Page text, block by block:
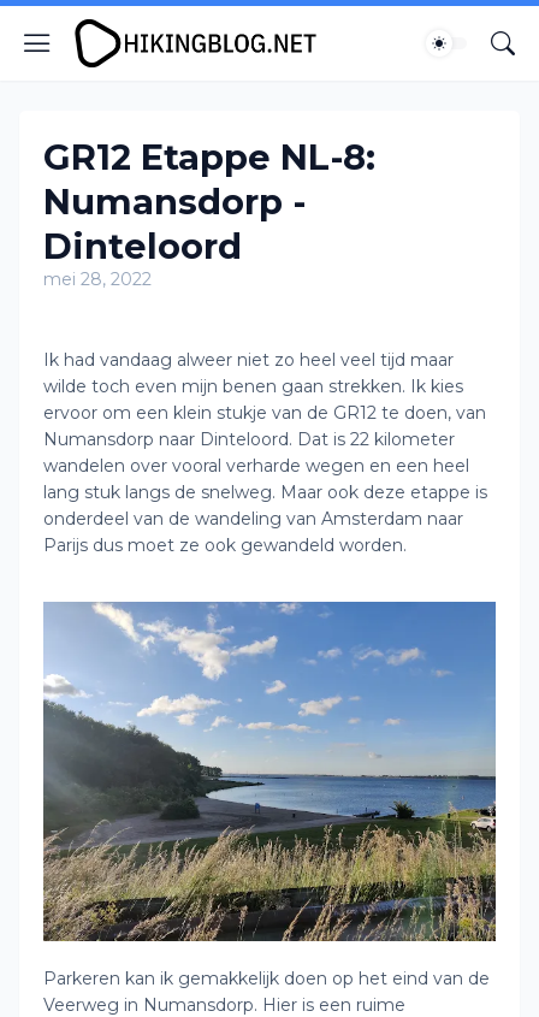
GR12 Etappe NL-8:
Numansdorp -
Dinteloord
mei 28, 2022
Ik had vandaag alweer niet zo heel veel tijd maar
wilde toch even mijn benen gaan strekken. Ik kies
ervoor om een klein stukje van de GR12 te doen, van
Numansdorp naar Dinteloord. Dat is 22 kilometer
wandelen over vooral verharde wegen en een heel
lang stuk langs de snelweg. Maar ook deze etappe is
onderdeel van de wandeling van Amsterdam naar
Parijs dus moet ze ook gewandeld worden.
Parkeren kan ik gemakkelijk doen op het eind van de
Veerweg in Numansdorp. Hier is een ruime